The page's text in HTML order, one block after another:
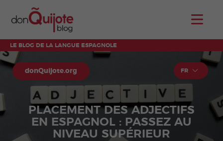
LE BLOG DE LA LANGUE ESPAGNOLE
donQuijote.org FR
PLACEMENT DES ADJECTIFS
EN ESPAGNOL : PASSEZ AU
NIVEAU SUPÉRIEUR